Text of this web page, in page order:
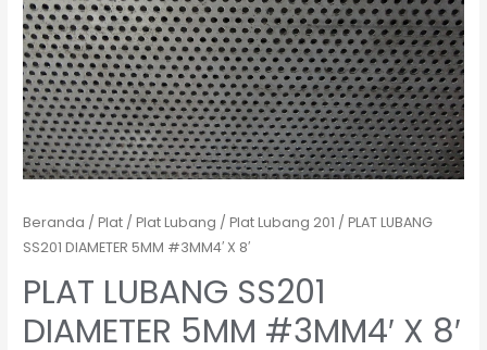
Beranda /Plat /Plat Lubang /Plat Lubang 201 / PLAT LUBANG
SS201 DIAMETER 5MM #3MM4′ X 8′
PLAT LUBANG SS201
DIAMETER 5MM #3MM4′ X 8′